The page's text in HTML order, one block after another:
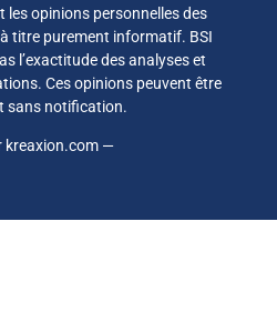
les opinions personnelles des
titre purement informatif. BSI
l’exactitude des analyses et
Ces opinions peuvent être
sans notification.
kreaxion.com —